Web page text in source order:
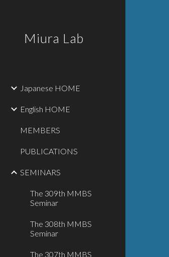
Miura Lab
Japanese HOME
English HOME
MEMBERS
PUBLICATIONS
SEMINARS
The 309th MMBS
Seminar
The 308th MMBS
Seminar
The 307th MMBS